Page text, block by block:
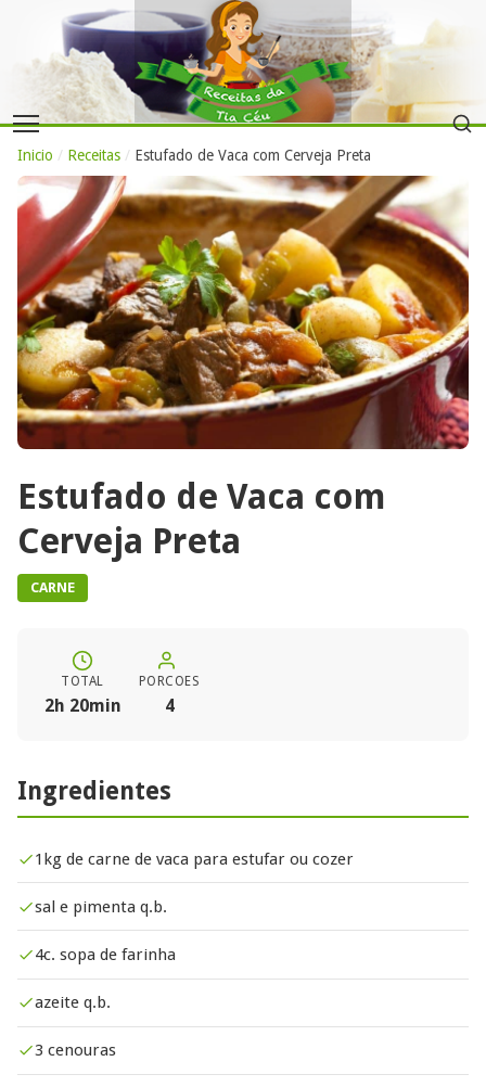
Inicio / Receitas / Estufado de Vaca com Cerveja Preta
Estufado de Vaca com
Cerveja Preta
CARNE
TOTAL
2h 20min
PORCOES
4
Ingredientes
1kg de carne de vaca para estufar ou cozer
sal e pimenta q.b.
4c. sopa de farinha
azeite q.b.
3 cenouras